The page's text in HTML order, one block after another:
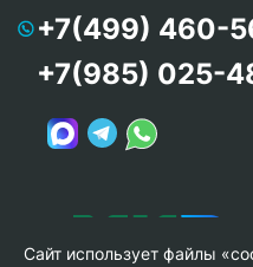
+7(499) 460-
+7(985) 025-
Сайт использует файлы